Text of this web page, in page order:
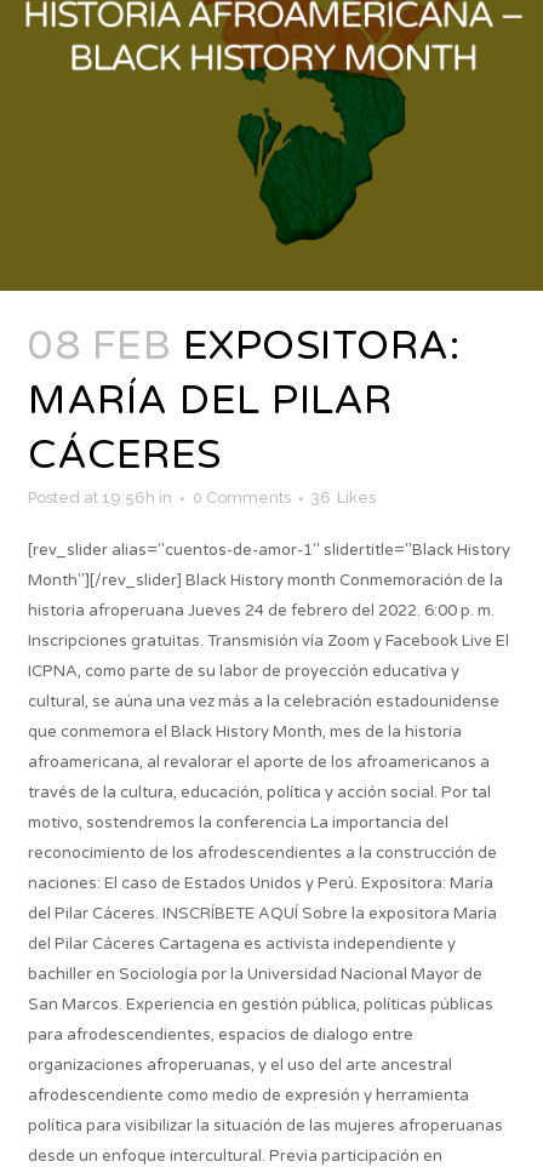
08 FEB EXPOSITORA:
MARÍA DEL PILAR
CÁCERES
Posted at 19:56h in 0 Comments 36 Likes
[rev_slider alias="cuentos-de-amor-1" slidertitle="Black History
Month"][/rev_slider] Black History month Conmemoración de la
historia afroperuana Jueves 24 de febrero del 2022. 6:00 p. m.
Inscripciones gratuitas. Transmisión vía Zoom y Facebook Live El
ICPNA, como parte de su labor de proyección educativa y
cultural, se aúna una vez más a la celebración estadounidense
que conmemora el Black History Month, mes de la historia
afroamericana, al revalorar el aporte de los afroamericanos a
través de la cultura, educación, política y acción social. Por tal
motivo, sostendremos la conferencia La importancia del
reconocimiento de los afrodescendientes a la construcción de
naciones: El caso de Estados Unidos y Perú. Expositora: María
del Pilar Cáceres. INSCRÍBETE AQUÍ Sobre la expositora María
del Pilar Cáceres Cartagena es activista independiente y
bachiller en Sociología por la Universidad Nacional Mayor de
San Marcos. Experiencia en gestión pública, políticas públicas
para afrodescendientes, espacios de dialogo entre
organizaciones afroperuanas, y el uso del arte ancestral
afrodescendiente como medio de expresión y herramienta
política para visibilizar la situación de las mujeres afroperuanas
desde un enfoque intercultural. Previa participación en